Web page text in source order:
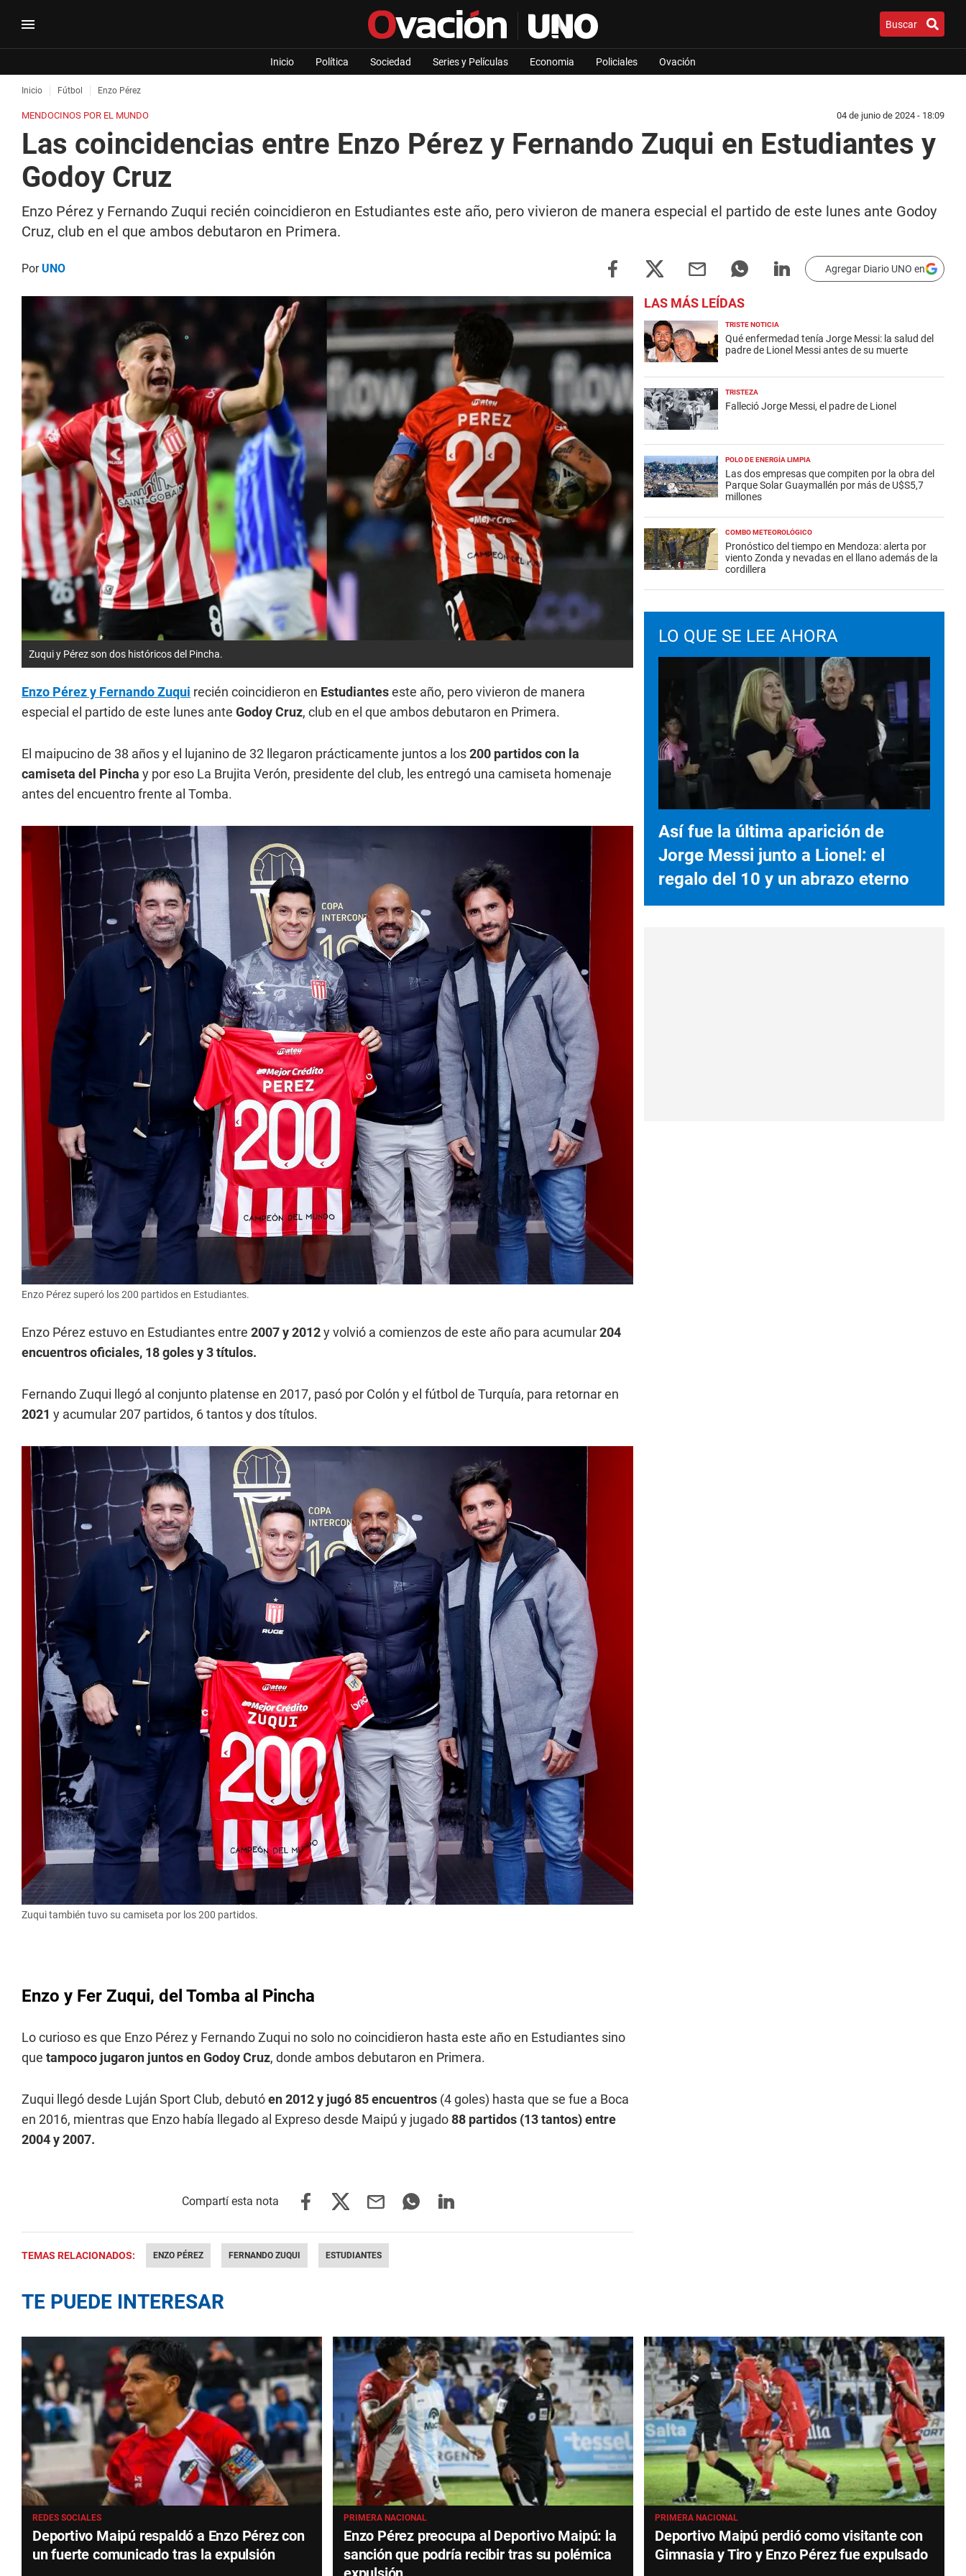
Buscar
Inicio Política Sociedad Series y Películas Economia Policiales Ovación
Inicio Fútbol Enzo Pérez
MENDOCINOS POR EL MUNDO 04 de junio de 2024 - 18:09
Las coincidencias entre Enzo Pérez y Fernando Zuqui en Estudiantes y
Godoy Cruz
Enzo Pérez y Fernando Zuqui recién coincidieron en Estudiantes este año, pero vivieron de manera especial el partido de este lunes ante Godoy
Cruz, club en el que ambos debutaron en Primera.
PorUNO Agregar Diario UNO en
Zuqui y Pérez son dos históricos del Pincha.
Enzo Pérez y Fernando Zuqui recién coincidieron en Estudianteseste año, pero vivieron de manera
especial el partido de este lunes ante Godoy Cruz, club en el que ambos debutaron en Primera.
El maipucino de 38 años y el lujanino de 32 llegaron prácticamente juntos a los200 partidos con la
camiseta del Pincha y por eso La Brujita Verón, presidente del club, les entregó una camiseta homenaje
antes del encuentro frente al Tomba.
Enzo Pérez superó los 200 partidos en Estudiantes.
Enzo Pérez estuvo en Estudiantes entre 2007 y 2012y volvió a comienzos de este año para acumular204
encuentros oficiales, 18 goles y 3 títulos.
Fernando Zuqui llegó al conjunto platense en 2017, pasó por Colón y el fútbol de Turquía, para retornar en
2021 y acumular 207 partidos, 6 tantos y dos títulos.
Zuqui también tuvo su camiseta por los 200 partidos.
Enzo y Fer Zuqui, del Tomba al Pincha
Lo curioso es que Enzo Pérez y Fernando Zuqui no solo no coincidieron hasta este año en Estudiantes sino
que tampoco jugaron juntos en Godoy Cruz, donde ambos debutaron en Primera.
Zuqui llegó desde Luján Sport Club, debutóen 2012 y jugó 85 encuentros (4 goles) hasta que se fue a Boca
en 2016, mientras que Enzo había llegado al Expreso desde Maipú y jugado88 partidos (13 tantos) entre
2004 y 2007.
TEMAS RELACIONADOS: ENZO PÉREZ FERNANDO ZUQUI ESTUDIANTES
LAS MÁS LEÍDAS
TRISTE NOTICIA
Qué enfermedad tenía Jorge Messi: la salud del
padre de Lionel Messi antes de su muerte
TRISTEZA
Falleció Jorge Messi, el padre de Lionel
POLO DE ENERGÍA LIMPIA
Las dos empresas que compiten por la obra del
Parque Solar Guaymallén por más de U$S5,7
millones
COMBO METEOROLÓGICO
Pronóstico del tiempo en Mendoza: alerta por
viento Zonda y nevadas en el llano además de la
cordillera
LO QUE SE LEE AHORA
Así fue la última aparición de
Jorge Messi junto a Lionel: el
regalo del 10 y un abrazo eterno
TE PUEDE INTERESAR
REDES SOCIALES
Deportivo Maipú respaldó a Enzo Pérez con
un fuerte comunicado tras la expulsión
PRIMERA NACIONAL
Enzo Pérez preocupa al Deportivo Maipú: la
sanción que podría recibir tras su polémica
PRIMERA NACIONAL
Deportivo Maipú perdió como visitante con
Gimnasia y Tiro y Enzo Pérez fue expulsado